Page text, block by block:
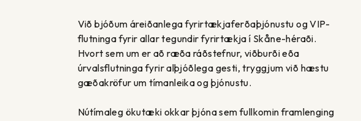
Við bjóðum áreiðanlega fyrirtækjaferðaþjónustu og VIP-
flutninga fyrir allar tegundir fyrirtækja í Skåne-héraði.
Hvort sem um er að ræða ráðstefnur, viðburði eða
úrvalsflutninga fyrir alþjóðlega gesti, tryggjum við hæstu
gæðakröfur um tímanleika og þjónustu.
Nútímaleg ökutæki okkar þjóna sem fullkomin framlenging